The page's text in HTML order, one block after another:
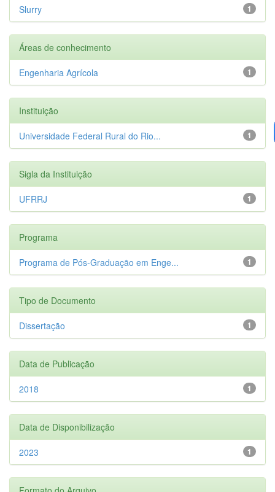
1
Slurry
Áreas de conhecimento
1
Engenharia Agrícola
Instituição
1
Universidade Federal Rural do Rio...
Sigla da Instituição
1
UFRRJ
Programa
1
Programa de Pós-Graduação em Enge...
Tipo de Documento
1
Dissertação
Data de Publicação
1
2018
Data de Disponibilização
1
2023